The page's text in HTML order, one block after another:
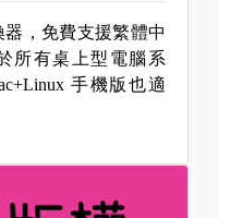
，免費支援繁體中
所有桌上型電腦系
手機版也適